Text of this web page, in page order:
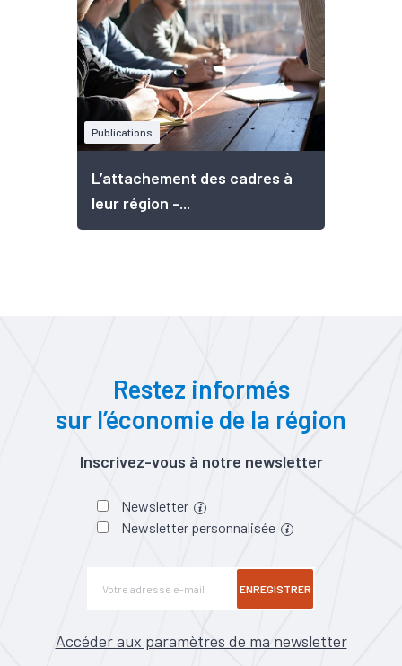
Publications
L’attachement des cadres à
leur région -...
Restez informés
sur l’économie de la région
Inscrivez-vous à notre newsletter
Newsletter
Newsletter personnalisée
ENREGISTRER
Accéder aux paramètres de ma newsletter